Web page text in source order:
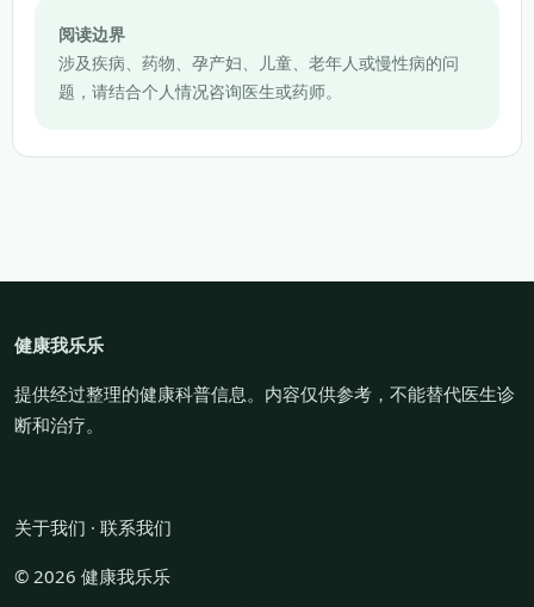
阅读边界
涉及疾病、药物、孕产妇、儿童、老年人或慢性病的问
题，请结合个人情况咨询医生或药师。
健康我乐乐
提供经过整理的健康科普信息。内容仅供参考，不能替代医生诊
断和治疗。
关于我们 · 联系我们
© 2026 健康我乐乐